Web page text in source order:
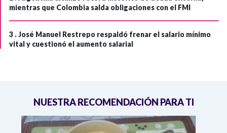
mientras que Colombia salda obligaciones con el FMI
3 .José Manuel Restrepo respaldó frenar el salario mínimo
vital y cuestionó el aumento salarial
NUESTRA RECOMENDACIÓN PARA TI